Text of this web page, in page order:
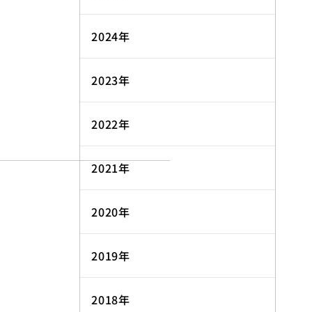
2024年
2023年
2022年
2021年
2020年
2019年
2018年